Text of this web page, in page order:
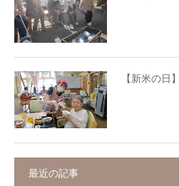
【新米の日】
最近の記事